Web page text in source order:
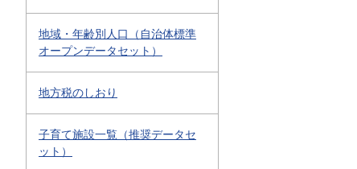
地域・年齢別人口（自治体標準
オープンデータセット）
地方税のしおり
子育て施設一覧（推奨データセ
ット）